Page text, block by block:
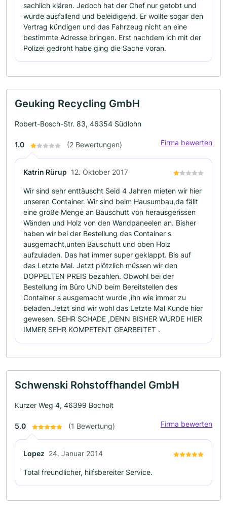
sachlich klären. Jedoch hat der Chef nur getobt und
wurde ausfallend und beleidigend. Er wollte sogar den
Vertrag kündigen und das Fahrzeug nicht an eine
bestimmte Adresse bringen. Erst nachdem ich mit der
Polizei gedroht habe ging die Sache voran.
Geuking Recycling GmbH
Robert-Bosch-Str. 83, 46354 Südlohn
1.0 (2 Bewertungen) Firma bewerten
Katrin Rürup 12. Oktober 2017
Wir sind sehr enttäuscht Seid 4 Jahren mieten wir hier
unseren Container. Wir sind beim Hausumbau,da fällt
eine große Menge an Bauschutt von herausgerissen
Wänden und Holz von den Wandpaneelen an. Bisher
haben wir bei der Bestellung des Container s
ausgemacht,unten Bauschutt und oben Holz
aufzuladen. Das hat immer super geklappt. Bis auf
das Letzte Mal. Jetzt plötzlich müssen wir den
DOPPELTEN PREIS bezahlen. Obwohl bei der
Bestellung im Büro UND beim Bereitstellen des
Container s ausgemacht wurde ,ihn wie immer zu
beladen.Jetzt sind wir wohl das Letzte Mal Kunde hier
gewesen. SEHR SCHADE ,DENN BISHER WURDE HIER
IMMER SEHR KOMPETENT GEARBEITET .
Schwenski Rohstoffhandel GmbH
Kurzer Weg 4, 46399 Bocholt
5.0 (1 Bewertung) Firma bewerten
Lopez 24. Januar 2014
Total freundlicher, hilfsbereiter Service.